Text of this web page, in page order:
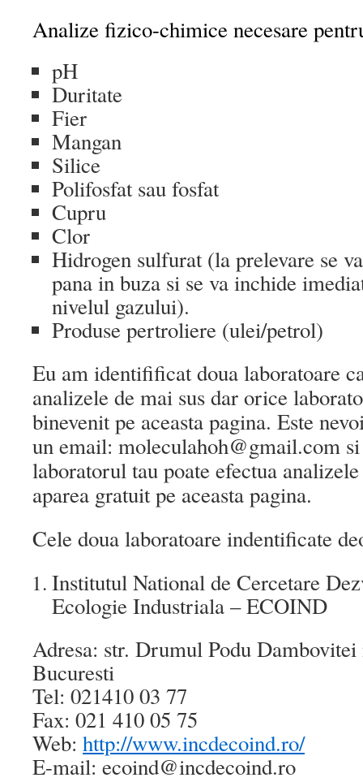
Analize fizico-chimice necesare
pH
Duritate
Fier
Mangan
Silice
Polifosfat sau fosfat
Cupru
Clor
Hidrogen sulfurat (la prelevare se
pana in buza si se va inchide
nivelul gazului).
Produse pertroliere (ulei/petrol)
Eu am identifificat doua laboratoare
analizele de mai sus dar orice
binevenit pe aceasta pagina. Este
un email: moleculahoh@gmail.com
laboratorul tau poate efectua
aparea gratuit pe aceasta pagina.
Cele doua laboratoare indentificate
Institutul National de Cercetare
Ecologie Industriala – ECOIND
Adresa: str. Drumul Podu
Bucuresti
Tel: 021410 03 77
Fax: 021 410 05 75
Web: http://www.incdecoind.ro/
E-mail: ecoind@incdecoind.ro